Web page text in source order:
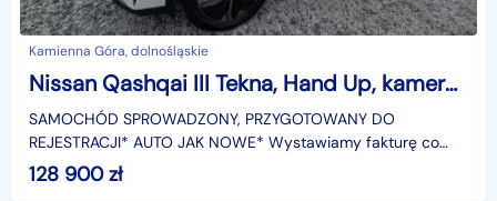
Kamienna Góra, dolnośląskie
Nissan Qashqai III Tekna, Hand Up, kamery 360
SAMOCHÓD SPROWADZONY, PRZYGOTOWANY DO
REJESTRACJI* AUTO JAK NOWE️* Wystawiamy fakturę co
zwalnia nabywcę z podatku (2%) w Urzędzie Skarbowym!
➖️➖️➖️➖️➖️➖️➖️Nissa
128 900zł